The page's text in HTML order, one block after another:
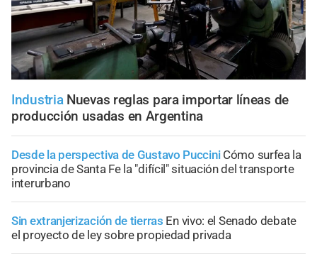
Industria Nuevas reglas para importar líneas de
producción usadas en Argentina
Desde la perspectiva de Gustavo Puccini Cómo surfea la
provincia de Santa Fe la "difícil" situación del transporte
interurbano
Sin extranjerización de tierras En vivo: el Senado debate
el proyecto de ley sobre propiedad privada